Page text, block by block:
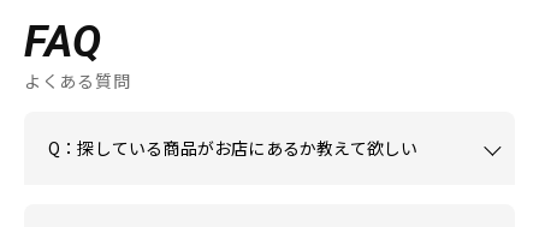
FAQ
よくある質問
Q：探している商品がお店にあるか教えて欲しい